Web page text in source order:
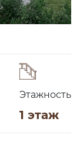
Этажность
1 этаж